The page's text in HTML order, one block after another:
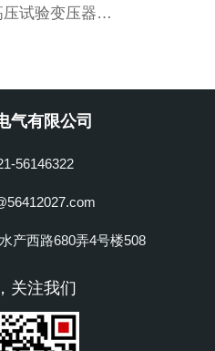
验变压器新型
气有限公司
56146322
产西路680弄4号楼508
关注我们